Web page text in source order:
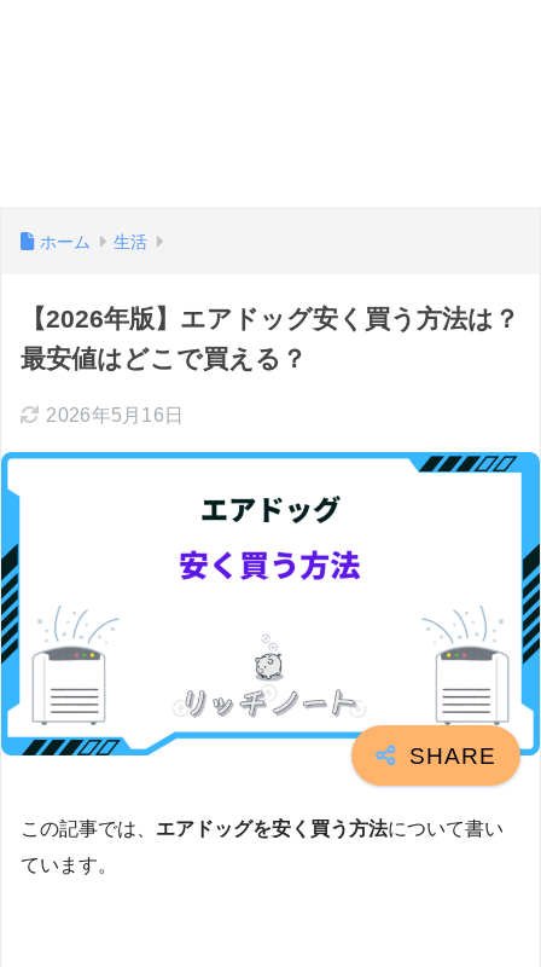
ホーム 生活
【2026年版】エアドッグ安く買う方法は？
最安値はどこで買える？
2026年5月16日
この記事では、 エアドッグを安く買う方法について書い
ています。